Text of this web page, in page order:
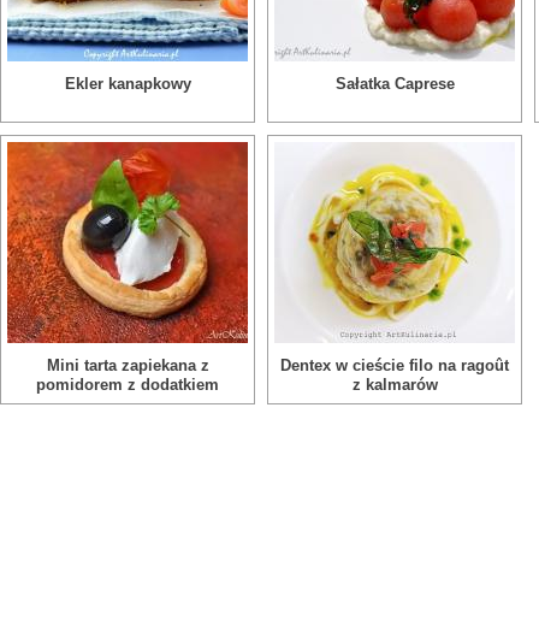
Ekler kanapkowy Sałatka Caprese
Mini tarta zapiekana z
pomidorem z dodatkiem
koziego twarożku
Dentex w cieście filo na ragoût
z kalmarów